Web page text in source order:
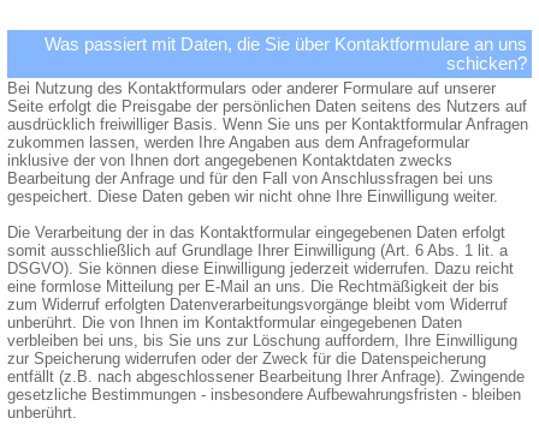
Was passiert mit Daten, die Sie über Kontaktformulare an uns
schicken?
Bei Nutzung des Kontaktformulars oder anderer Formulare auf unserer
Seite erfolgt die Preisgabe der persönlichen Daten seitens des Nutzers auf
ausdrücklich freiwilliger Basis. Wenn Sie uns per Kontaktformular Anfragen
zukommen lassen, werden Ihre Angaben aus dem Anfrageformular
inklusive der von Ihnen dort angegebenen Kontaktdaten zwecks
Bearbeitung der Anfrage und für den Fall von Anschlussfragen bei uns
gespeichert. Diese Daten geben wir nicht ohne Ihre Einwilligung weiter.
Die Verarbeitung der in das Kontaktformular eingegebenen Daten erfolgt
somit ausschließlich auf Grundlage Ihrer Einwilligung (Art. 6 Abs. 1 lit. a
DSGVO). Sie können diese Einwilligung jederzeit widerrufen. Dazu reicht
eine formlose Mitteilung per E-Mail an uns. Die Rechtmäßigkeit der bis
zum Widerruf erfolgten Datenverarbeitungsvorgänge bleibt vom Widerruf
unberührt. Die von Ihnen im Kontaktformular eingegebenen Daten
verbleiben bei uns, bis Sie uns zur Löschung auffordern, Ihre Einwilligung
zur Speicherung widerrufen oder der Zweck für die Datenspeicherung
entfällt (z.B. nach abgeschlossener Bearbeitung Ihrer Anfrage). Zwingende
gesetzliche Bestimmungen - insbesondere Aufbewahrungsfristen - bleiben
unberührt.